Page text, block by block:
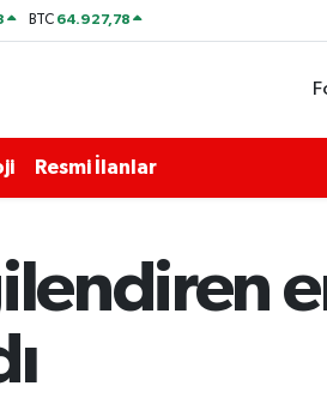
BTC 64.927,78
Resmi İlanlar